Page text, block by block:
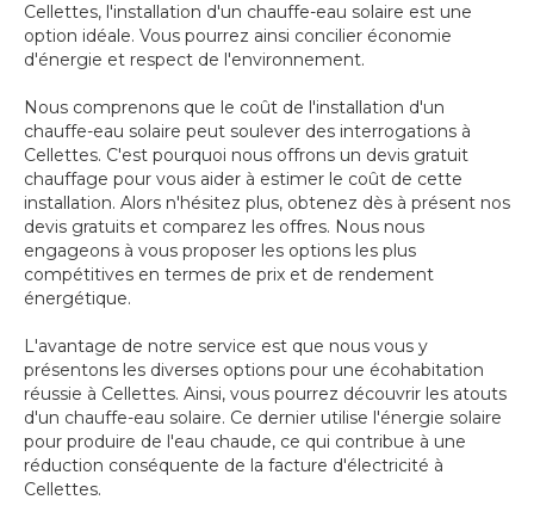
Cellettes, l'installation d'un chauffe-eau solaire est une
option idéale. Vous pourrez ainsi concilier économie
d'énergie et respect de l'environnement.
Nous comprenons que le coût de l'installation d'un
chauffe-eau solaire peut soulever des interrogations à
Cellettes. C'est pourquoi nous offrons un devis gratuit
chauffage pour vous aider à estimer le coût de cette
installation. Alors n'hésitez plus, obtenez dès à présent nos
devis gratuits et comparez les offres. Nous nous
engageons à vous proposer les options les plus
compétitives en termes de prix et de rendement
énergétique.
L'avantage de notre service est que nous vous y
présentons les diverses options pour une écohabitation
réussie à Cellettes. Ainsi, vous pourrez découvrir les atouts
d'un chauffe-eau solaire. Ce dernier utilise l'énergie solaire
pour produire de l'eau chaude, ce qui contribue à une
réduction conséquente de la facture d'électricité à
Cellettes.